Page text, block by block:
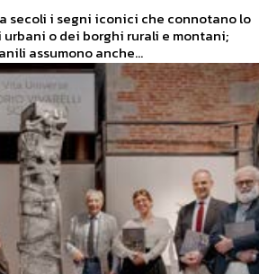
secoli i segni iconici che connotano lo
o dei borghi rurali e montani;
assumono anche...